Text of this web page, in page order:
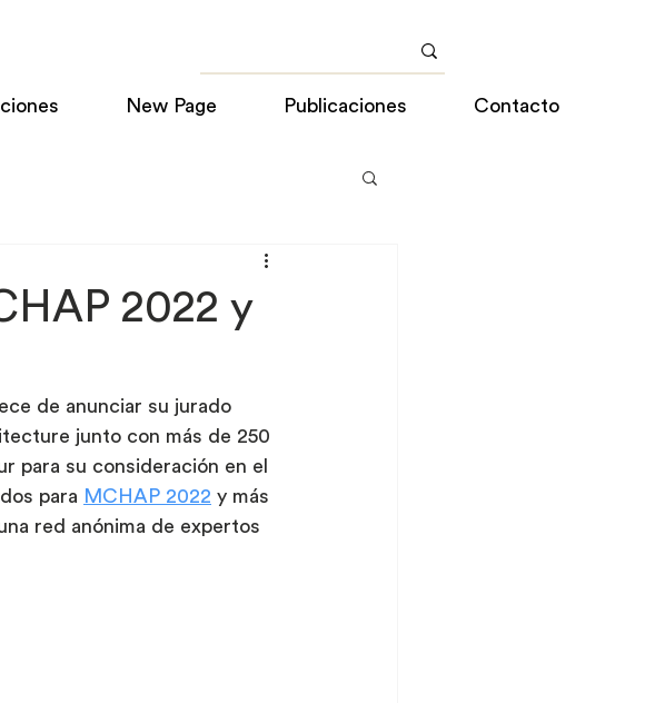
New Page Publicaciones Contacto
2022 y
de anunciar su jurado
junto con más de 250
para su consideración en el
para MCHAP 2022 y más
red anónima de expertos